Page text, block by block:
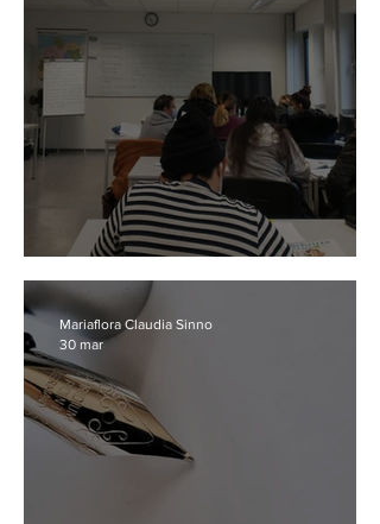
Questioni di prospettiva
Mariaflora Claudia Sinno
30 mar